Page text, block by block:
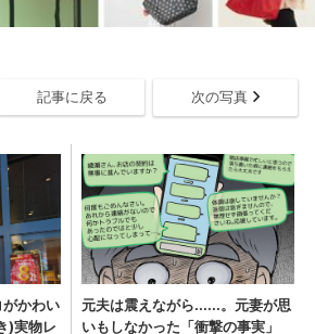
記事に戻る 次の写真